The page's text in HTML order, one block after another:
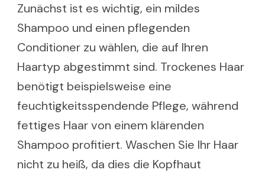
Zunächst ist es wichtig, ein mildes
Shampoo und einen pflegenden
Conditioner zu wählen, die auf Ihren
Haartyp abgestimmt sind. Trockenes Haar
benötigt beispielsweise eine
feuchtigkeitsspendende Pflege, während
fettiges Haar von einem klärenden
Shampoo profitiert. Waschen Sie Ihr Haar
nicht zu heiß, da dies die Kopfhaut